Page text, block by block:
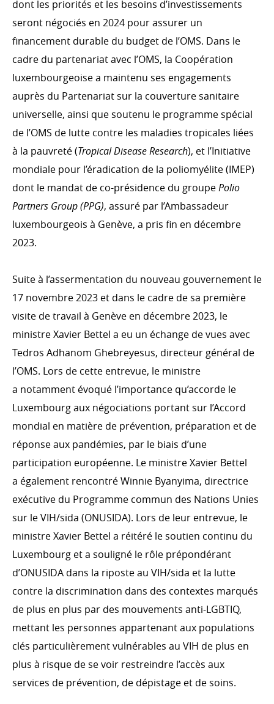
dont les priorités et les besoins d’investissements
seront négociés en 2024 pour assurer un
financement durable du budget de l’OMS. Dans le
cadre du partenariat avec l’OMS, la Coopération
luxembourgeoise a maintenu ses engagements
auprès du Partenariat sur la couverture sanitaire
universelle, ainsi que soutenu le programme spécial
de l’OMS de lutte contre les maladies tropicales liées
à la pauvreté (Tropical Disease Research), et l’Initiative
mondiale pour l’éradication de la poliomyélite (IMEP)
dont le mandat de co-présidence du groupePolio
Partners Group (PPG), assuré par l’Ambassadeur
luxembourgeois à Genève, a pris fin en décembre
2023.
Suite à l’assermentation du nouveau gouvernement le
17 novembre 2023 et dans le cadre de sa première
visite de travail à Genève en décembre 2023, le
ministre Xavier Bettel a eu un échange de vues avec
Tedros Adhanom Ghebreyesus, directeur général de
l’OMS. Lors de cette entrevue, le ministre
a notamment évoqué l’importance qu’accorde le
Luxembourg aux négociations portant sur l’Accord
mondial en matière de prévention, préparation et de
réponse aux pandémies, par le biais d’une
participation européenne. Le ministre Xavier Bettel
a également rencontré Winnie Byanyima, directrice
exécutive du Programme commun des Nations Unies
sur le VIH/​sida (ONUSIDA). Lors de leur entrevue, le
ministre Xavier Bettel a réitéré le soutien continu du
Luxembourg et a souligné le rôle prépondérant
d’ONUSIDA dans la riposte au VIH/​sida et la lutte
contre la discrimination dans des contextes marqués
de plus en plus par des mouvements anti-LGBTIQ,
mettant les personnes appartenant aux populations
clés particulièrement vulnérables au VIH de plus en
plus à risque de se voir restreindre l’accès aux
services de prévention, de dépistage et de soins.